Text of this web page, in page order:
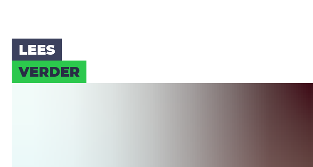
LEES
VER­DER